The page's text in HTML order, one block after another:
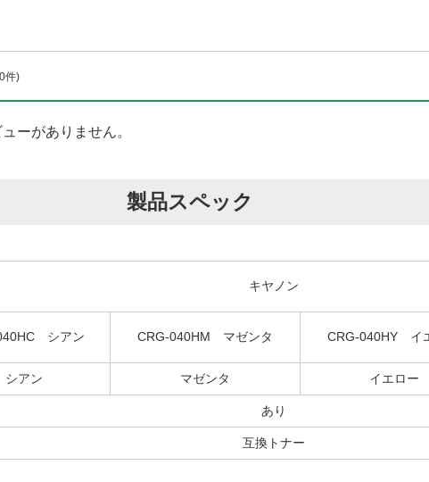
件)
ーがありません。
製品スペック
キヤノン
シアン CRG-040HM マゼンタ CRG-040HY イ
シアン マゼンタ イエロー
あり
互換トナー